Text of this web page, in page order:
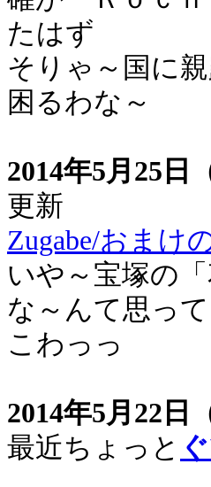
たはず
そりゃ～国に
困るわな～
2014年5月25日
更新
Zugabe/おまけ
いや～宝塚の
な～んて思っ
こわっっ
2014年5月22日
最近ちょっと